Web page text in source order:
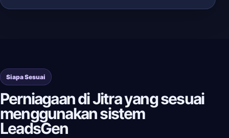
Siapa Sesuai
Perniagaan di Jitra yang sesuai
menggunakan sistem
LeadsGen